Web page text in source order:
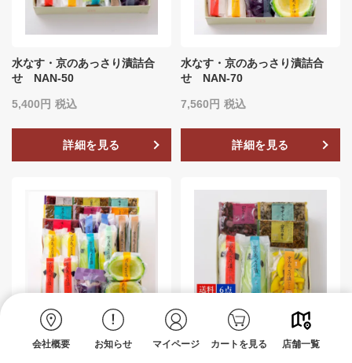
会社概要 お知らせ マイページ カートを見る 店舗一覧
水なす・京のあっさり漬詰合
せ NAN-50
5,400 税込
詳細を見る
水なす・京のあっさり漬詰合
せ NAN-70
7,560 税込
詳細を見る
水なす・京のあっさり漬詰合
【送料込】京のあっさり漬詰合